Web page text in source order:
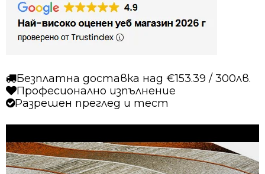
Безплатна доставка над €153.39 / 300лв.
Професионално изпълнение
Разрешен преглед и тест